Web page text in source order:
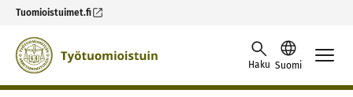
Tuomioistuimet.fi
Skip to content -saavutettavuusohje
Haku Suomi